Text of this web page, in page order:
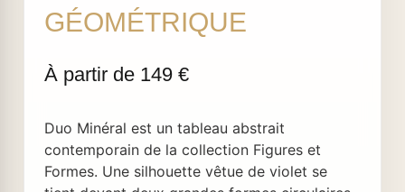
GÉOMÉTRIQUE
Duo Minéral est un tableau abstrait
contemporain de la collection Figures et
Formes. Une silhouette vêtue de violet se